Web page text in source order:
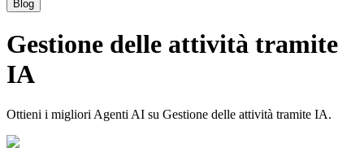
Blog
Gestione delle attività tramite
IA
Ottieni i migliori Agenti AI su Gestione delle attività tramite IA.